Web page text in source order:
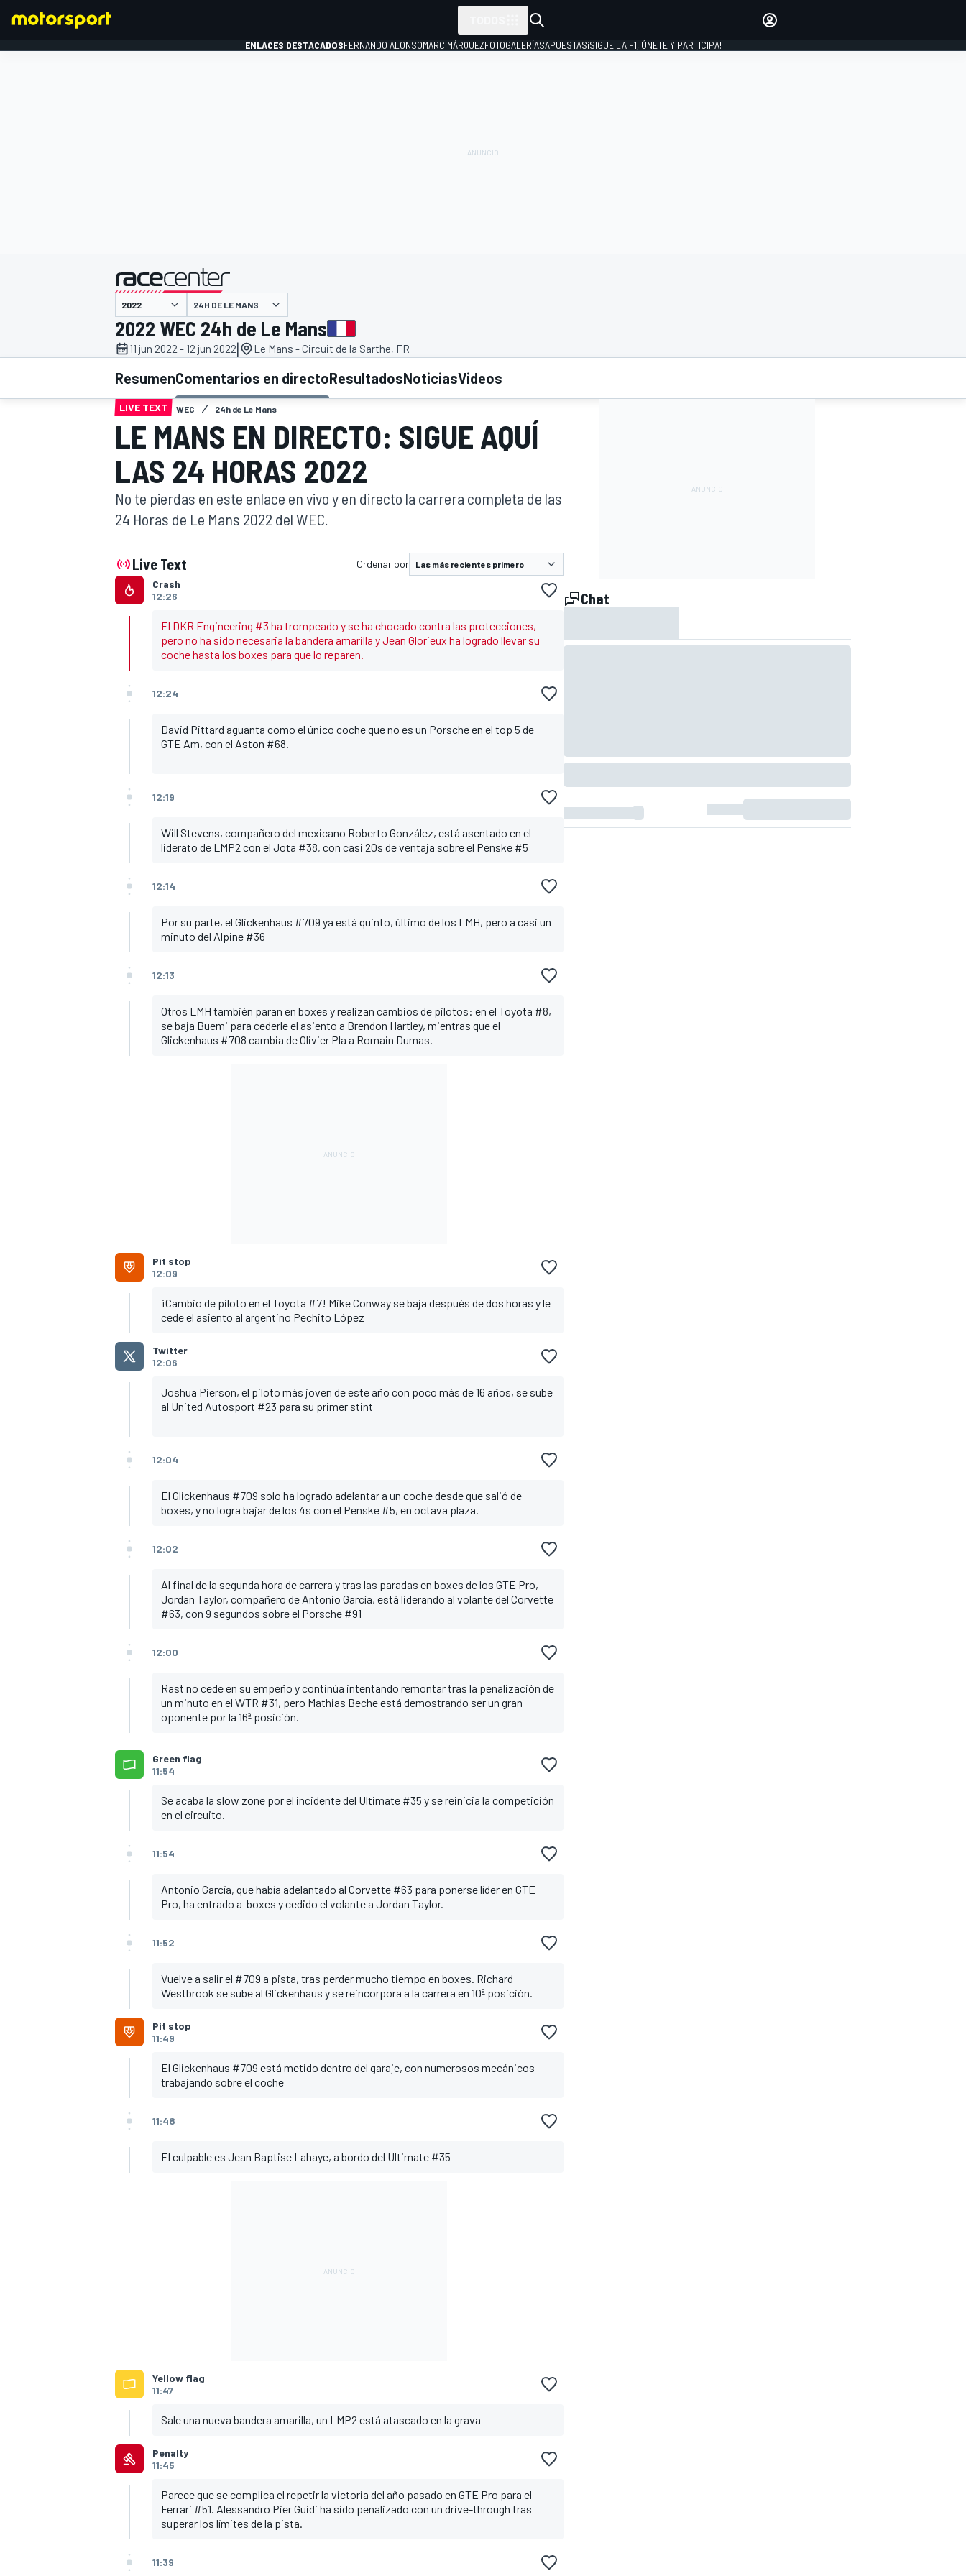
INDYCAR WRC
WEC
ENLACES DESTACADOSFERNANDO ALONSOMARC MÁRQUEZFOTOGALERÍASAPUESTAS¡SIGUE LA F1, ÚNETE Y PARTICIPA!
presentado por
24H DE LE MANS
2022 WEC 24h de Le Mans
11 jun 2022 - 12 jun 2022| Le Mans - Circuit de la Sarthe, FR
ResumenComentarios en directoResultadosNoticiasVideos
LIVE TEXT WEC 24h de Le Mans
LE MANS EN DIRECTO: SIGUE AQUÍ
LAS 24 HORAS 2022
No te pierdas en este enlace en vivo y en directo la carrera completa de las
24 Horas de Le Mans 2022 del WEC.
Live Text
Ordenar por
Crash
12:26
El DKR Engineering #3 ha trompeado y se ha chocado contra las protecciones,
pero no ha sido necesaria la bandera amarilla y Jean Glorieux ha logrado llevar su
coche hasta los boxes para que lo reparen.
12:24
David Pittard aguanta como el único coche que no es un Porsche en el top 5 de
GTE Am, con el Aston #68.
12:19
Will Stevens, compañero del mexicano Roberto González, está asentado en el
liderato de LMP2 con el Jota #38, con casi 20s de ventaja sobre el Penske #5
12:14
Por su parte, el Glickenhaus #709 ya está quinto, último de los LMH, pero a casi un
minuto del Alpine #36
12:13
Otros LMH también paran en boxes y realizan cambios de pilotos: en el Toyota #8,
se baja Buemi para cederle el asiento a Brendon Hartley, mientras que el
Glickenhaus #708 cambia de Olivier Pla a Romain Dumas.
Pit stop
12:09
¡Cambio de piloto en el Toyota #7! Mike Conway se baja después de dos horas y le
cede el asiento al argentino Pechito López
Twitter
12:06
Joshua Pierson, el piloto más joven de este año con poco más de 16 años, se sube
al United Autosport #23 para su primer stint
12:04
El Glickenhaus #709 solo ha logrado adelantar a un coche desde que salió de
boxes, y no logra bajar de los 4s con el Penske #5, en octava plaza.
12:02
Al final de la segunda hora de carrera y tras las paradas en boxes de los GTE Pro,
Jordan Taylor, compañero de Antonio García, está liderando al volante del Corvette
#63, con 9 segundos sobre el Porsche #91
12:00
Rast no cede en su empeño y continúa intentando remontar tras la penalización de
un minuto en el WTR #31, pero Mathias Beche está demostrando ser un gran
oponente por la 16ª posición.
Green flag
11:54
Se acaba la slow zone por el incidente del Ultimate #35 y se reinicia la competición
en el circuito.
11:54
Antonio García, que había adelantado al Corvette #63 para ponerse líder en GTE
Pro, ha entrado a boxes y cedido el volante a Jordan Taylor.
11:52
Vuelve a salir el #709 a pista, tras perder mucho tiempo en boxes. Richard
Westbrook se sube al Glickenhaus y se reincorpora a la carrera en 10ª posición.
Pit stop
11:49
El Glickenhaus #709 está metido dentro del garaje, con numerosos mecánicos
trabajando sobre el coche
11:48
El culpable es Jean Baptise Lahaye, a bordo del Ultimate #35
Yellow flag
11:47
Sale una nueva bandera amarilla, un LMP2 está atascado en la grava
Penalty
11:45
Parece que se complica el repetir la victoria del año pasado en GTE Pro para el
Ferrari #51. Alessandro Pier Guidi ha sido penalizado con un drive-through tras
superar los límites de la pista.
11:39
Chat